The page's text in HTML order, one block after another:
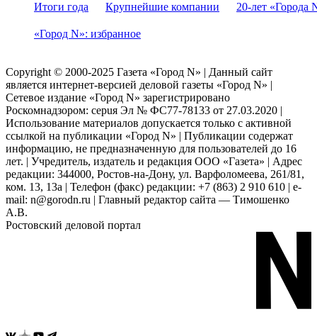
Итоги года
Крупнейшие компании 20-лет «Города
«Город N»: избранное
Copyright © 2000-2025 Газета «Город N» | Данный сайт
является интернет-версией деловой газеты «Город N» |
Сетевое издание «Город N» зарегистрировано
Роскомнадзором: серuя Эл № ФС77-78133 от 27.03.2020 |
Использование материалов допускается только с активной
ссылкой на публикации «Город N» | Публикации содержат
информацию, не предназначенную для пользователей до 16
лет. | Учредитель, издатель и редакция ООО «Газета» | Адрес
редакции: 344000, Ростов-на-Дону, ул. Варфоломеева, 261/81,
ком. 13, 13а | Телефон (факс) редакции: +7 (863) 2 910 610 | e-
mail: n@gorodn.ru | Главный редактор сайта — Тимошенко
А.В.
Ростовский деловой портал